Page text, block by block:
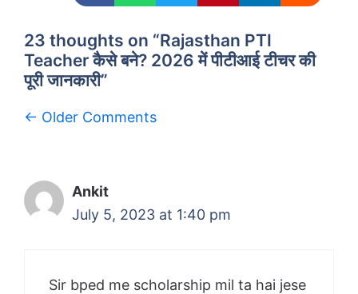
23 thoughts on “Rajasthan PTI
Teacher कैसे बने? 2026 में पीटीआई टीचर की
पूरी जानकारी”
Comment
← Older Comments
Ankit
July 5, 2023 at 1:40 pm
Sir bped me scholarship mil ta hai jese